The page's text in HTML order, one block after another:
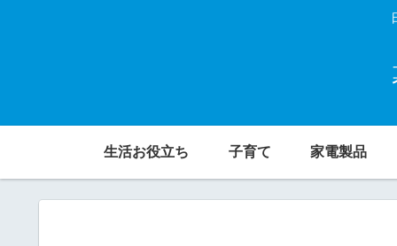
生活お役立ち 子育て 家電製品